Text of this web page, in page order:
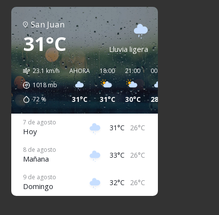
San Juan
31°C Lluvia ligera
23.1 km/h
1018mb
72%
AHORA
31°C
18:00
31°C
21:00
30°C
00:00
28°C
7 de agosto
Hoy 31°C 26°C
8 de agosto
Mañana 33°C 26°C
9 de agosto
Domingo 32°C 26°C